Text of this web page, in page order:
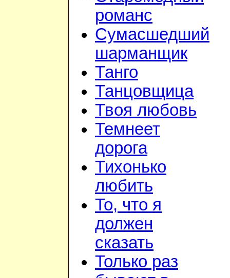
романс
Сумасшедший
шарманщик
Танго
Танцовщица
Твоя любовь
Темнеет
дорога
Тихонько
любить
То, что я
должен
сказать
Только раз